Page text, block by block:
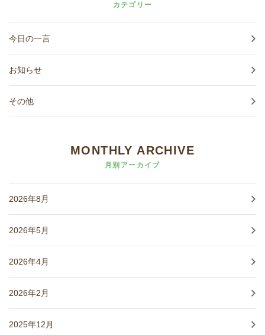
カテゴリー
今日の一言
お知らせ
その他
MONTHLY ARCHIVE
月別アーカイブ
2026年8月
2026年5月
2026年4月
2026年2月
2025年12月